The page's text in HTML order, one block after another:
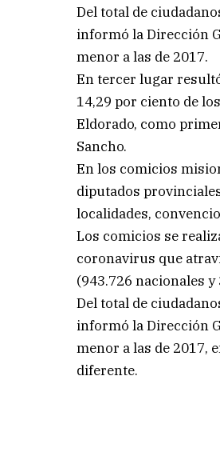
Del total de
informó la Dirección
menor a las de 2017.
En tercer lugar
14,29 por ciento de
Eldorado, como
Sancho.
En los comicios
diputados
localidades,
Los comicios se
coronavirus que
(943.726 nacionales
Del total de
informó la Dirección
menor a las de 2017,
diferente.